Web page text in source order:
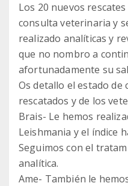
Los 20 nuevos
consulta veterinaria y
realizado analíticas y
que no nombro a
afortunadamente su
Os detallo el estado de
rescatados y de los
Brais- Le hemos
Leishmania y el índice
Seguimos con el
analítica.
Ame- También le